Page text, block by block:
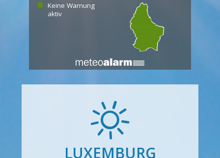
Keine Warnung
aktiv
LUXEMBURG